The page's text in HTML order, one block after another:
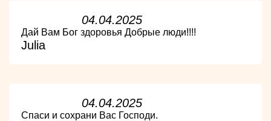
04.04.2025
Дай Вам Бог здоровья Добрые люди!!!!
Julia
04.04.2025
Спаси и сохрани Вас Господи.